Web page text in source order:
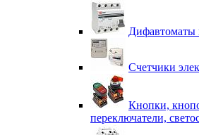
Счетчики
Кнопки,
переключатели,